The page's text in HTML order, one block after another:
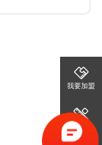
我要加盟
免费设计